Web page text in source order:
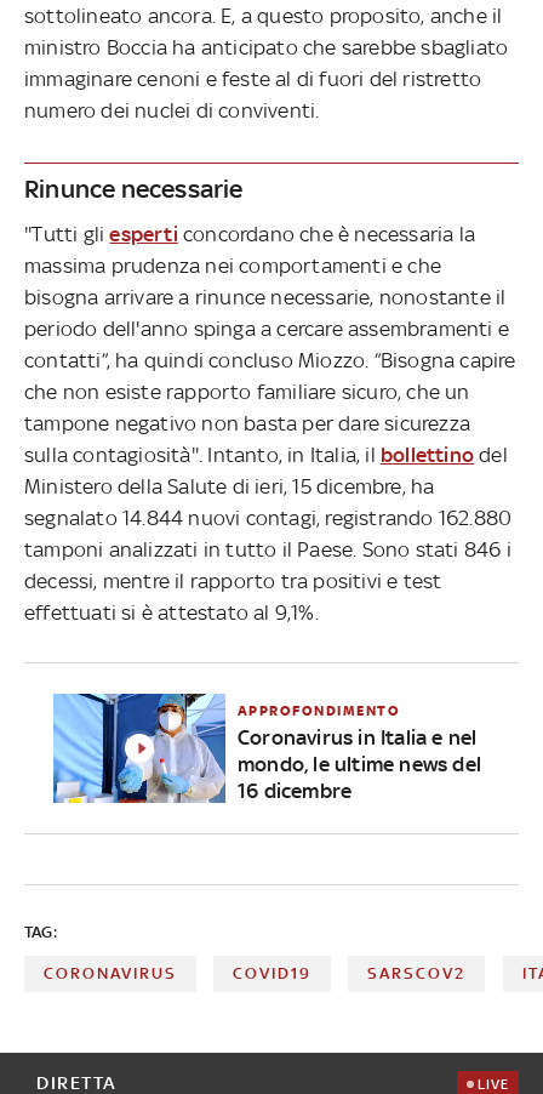
sottolineato ancora. E, a questo proposito, anche il
ministro Boccia ha anticipato che sarebbe sbagliato
immaginare cenoni e feste al di fuori del ristretto
numero dei nuclei di conviventi.
Rinunce necessarie
''Tutti gliesperti concordano che è necessaria la
massima prudenza nei comportamenti e che
bisogna arrivare a rinunce necessarie, nonostante il
periodo dell'anno spinga a cercare assembramenti e
contatti”, ha quindi concluso Miozzo. “Bisogna capire
che non esiste rapporto familiare sicuro, che un
tampone negativo non basta per dare sicurezza
sulla contagiosità''. Intanto, in Italia, il bollettino del
Ministero della Salute di ieri, 15 dicembre, ha
segnalato 14.844 nuovi contagi, registrando 162.880
tamponi analizzati in tutto il Paese. Sono stati 846 i
decessi, mentre il rapporto tra positivi e test
effettuati si è attestato al 9,1%.
APPROFONDIMENTO
Coronavirus in Italia e nel
mondo, le ultime news del
16 dicembre
TAG:
CORONAVIRUS COVID19 SARSCOV2
DIRETTA LIVE